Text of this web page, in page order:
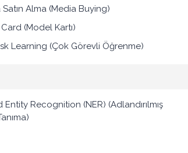
Alma (Media Buying)
(Model Kartı)
Learning (Çok Görevli Öğrenme)
Entity Recognition (NER) (Adlandırılmış